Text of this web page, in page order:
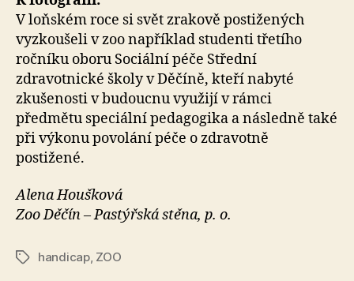
V loňském roce si svět zrakově postižených
vyzkoušeli v zoo například studenti třetího
ročníku oboru Sociální péče Střední
zdravotnické školy v Děčíně, kteří nabyté
zkušenosti v budoucnu využijí v rámci
předmětu speciální pedagogika a následně také
při výkonu povolání péče o zdravotně
postižené.
Alena Houšková
Zoo Děčín – Pastýřská stěna, p. o.
Štítkyhandicap, ZOO